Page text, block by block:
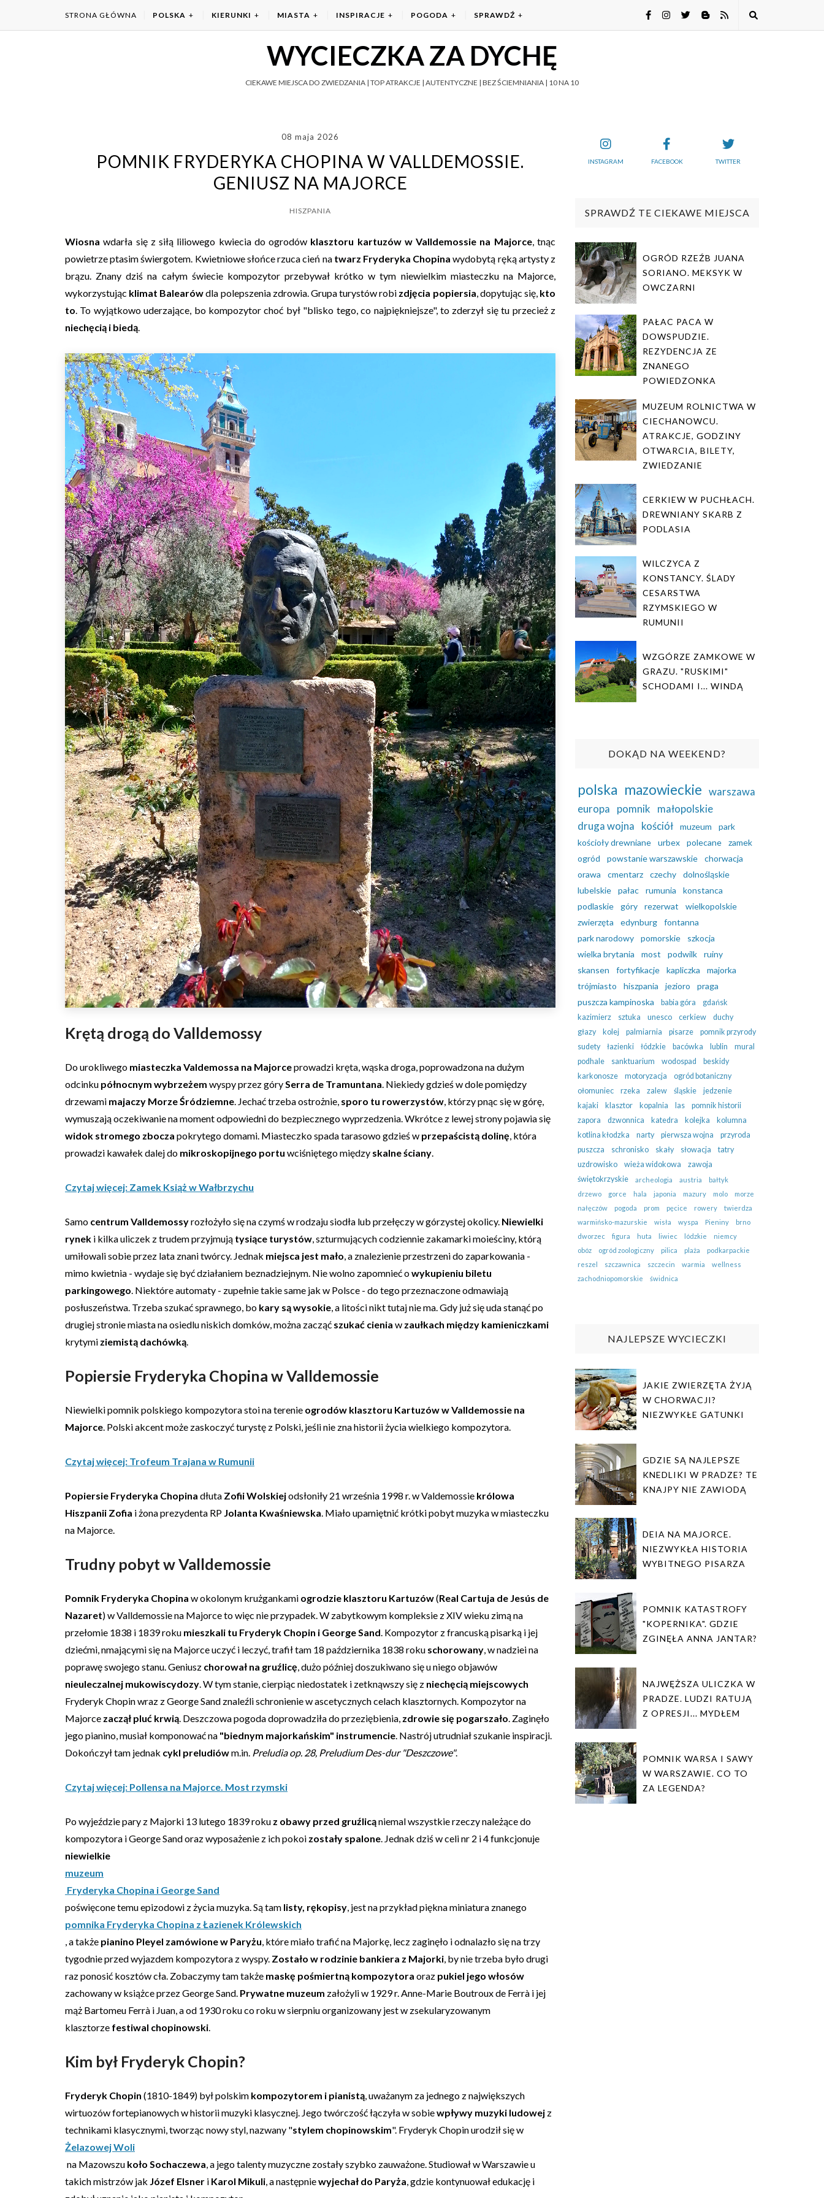
STRONA GŁÓWNA POLSKA KIERUNKI MIASTA INSPIRACJE POGODA SPRAWDŹ
WYCIECZKA ZA DYCHĘ
CIEKAWE MIEJSCA DO ZWIEDZANIA | TOP ATRAKCJE | AUTENTYCZNE | BEZ ŚCIEMNIANIA | 10 NA 10
08 maja 2026
POMNIK FRYDERYKA CHOPINA W VALLDEMOSSIE.
GENIUSZ NA MAJORCE
HISZPANIA
Wiosna wdarła się z siłą liliowego kwiecia do ogrodów klasztoru kartuzów w Valldemossie na Majorce, tnąc
powietrze ptasim świergotem. Kwietniowe słońce rzuca cień na twarz Fryderyka Chopina wydobytą ręką artysty z
brązu. Znany dziś na całym świecie kompozytor przebywał krótko w tym niewielkim miasteczku na Majorce,
wykorzystując klimat Balearówdla polepszenia zdrowia. Grupa turystów robi zdjęcia popiersia, dopytując się, kto
to. To wyjątkowo uderzające, bo kompozytor choć był "blisko tego, co najpiękniejsze", to zderzył się tu przecież z
niechęcią i biedą.
Krętą drogą do Valldemossy
Do urokliwego miasteczka Valdemossa na Majorceprowadzi kręta, wąska droga, poprowadzona na dużym
odcinku północnym wybrzeżem wyspy przez góry Serra de Tramuntana . Niekiedy gdzieś w dole pomiędzy
drzewami majaczy Morze Śródziemne . Jechać trzeba ostrożnie, sporo tu rowerzystów , którzy pnąc się w górę,
wymuszają oczekiwanie na moment odpowiedni do bezpiecznego wyprzedzenia. Wkrótce z lewej strony pojawia się
widok stromego zbocza pokrytego domami. Miasteczko spada tarasowo gdzieś w przepaścistą dolinę , która
prowadzi kawałek dalej do mikroskopijnego portu wciśniętego między skalne ściany
Czytaj więcej: Zamek Książ w Wałbrzychu
Samo centrum Valldemossyrozłożyło się na czymś w rodzaju siodła lub przełęczy w górzystej okolicy. Niewielki
rynek i kilka uliczek z trudem przyjmują tysiące turystów , szturmujących codziennie zakamarki moieściny, którą
umiłowali sobie przez lata znani twórcy. Jednak miejsca jest mało , a znalezienie przestrzeni do zaparkowania -
mimo kwietnia - wydaje się być działaniem beznadziejnym. Nie wolno zapomnieć owykupieniu biletu
parkingowego . Niektóre automaty - zupełnie takie same jak w Polsce - do tego przeznaczone odmawiają
posłuszeństwa. Trzeba szukać sprawnego, bo kary są wysokie , a litości nikt tutaj nie ma. Gdy już się uda stanąć po
drugiej stronie miasta na osiedlu niskich domków, można zacząć szukać cienia w zaułkach między kamieniczkami
krytymi ziemistą dachówką
Popiersie Fryderyka Chopina w Valldemossie
Niewielki pomnik polskiego kompozytora stoi na terenie ogrodów klasztoru Kartuzów w Valldemossie na
Majorce . Polski akcent może zaskoczyć turystę z Polski, jeśli nie zna historii życia wielkiego kompozytora.
Czytaj więcej: Trofeum Trajana w Rumunii
Popiersie Fryderyka Chopina dłuta Zofii Wolskiejodsłoniły 21 września 1998 r. w Valdemossie królowa
Hiszpanii Zofia i żona prezydenta RP Jolanta Kwaśniewska . Miało upamiętnić krótki pobyt muzyka w miasteczku
na Majorce.
Trudny pobyt w Valldemossie
Pomnik Fryderyka Chopina w okolonym krużgankami ogrodzie klasztoru Kartuzów(Real Cartuja de Jesús de
Nazaret) w Valldemossie na Majorce to więc nie przypadek. W zabytkowym kompleksie z XIV wieku zimą na
przełomie 1838 i 1839 roku mieszkali tu Fryderyk Chopin i George Sand . Kompozytor z francuską pisarką i jej
dziećmi, nmającymi się na Majorce uczyć i leczyć, trafił tam 18 października 1838 roku schorowany , w nadziei na
poprawę swojego stanu. Geniusz chorował na gruźlicę , dużo później doszukiwano się u niego objawów
nieuleczalnej mukowiscydozy . W tym stanie, cierpiąc niedostatek i zetknąwszy się z niechęcią miejscowych
Fryderyk Chopin wraz z George Sand znaleźli schronienie w ascetycznych celach klasztornych. Kompozytor na
Majorce zaczął pluć krwią . Deszczowa pogoda doprowadziła do przeziębienia, zdrowie się pogarszało . Zaginęło
jego pianino, musiał komponować na "biednym majorkańskim" instrumencie . Nastrój utrudniał szukanie inspiracji.
Dokończył tam jednak cykl preludiówm.in. Preludia op. 28, Preludium Des-dur "Deszczowe".
Czytaj więcej: Pollensa na Majorce. Most rzymski
Po wyjeździe pary z Majorki 13 lutego 1839 roku z obawy przed gruźlicąniemal wszystkie rzeczy należące do
kompozytora i George Sand oraz wyposażenie z ich pokoi zostały spalone . Jednak dziś w celi nr 2 i 4 funkcjonuje
niewielkie
muzeum
Fryderyka Chopina i George Sand
poświęcone temu epizodowi z życia muzyka. Są tam listy, rękopisy , jest na przykład piękna miniatura znanego
pomnika Fryderyka Chopina z Łazienek Królewskich
, a także pianino Pleyel zamówione w Paryżu , które miało trafić na Majorkę, lecz zaginęło i odnalazło się na trzy
tygodnie przed wyjazdem kompozytora z wyspy. Zostało w rodzinie bankiera z Majorki , by nie trzeba było drugi
raz ponosić kosztów cła. Zobaczymy tam także maskę pośmiertną kompozytora oraz pukiel jego włosów
zachowany w książce przez George Sand. Prywatne muzeum założyli w 1929 r. Anne-Marie Boutroux de Ferrà i jej
mąż Bartomeu Ferrà i Juan, a od 1930 roku co roku w sierpniu organizowany jest w zsekularyzowanym
klasztorze festiwal chopinowski
Kim był Fryderyk Chopin?
Fryderyk Chopin (1810-1849) był polskim kompozytorem i pianistą , uważanym za jednego z największych
wirtuozów fortepianowych w historii muzyki klasycznej. Jego twórczość łączyła w sobiewpływy muzyki ludowej z
technikami klasycznymi, tworząc nowy styl, nazwany "stylem chopinowskim". Fryderyk Chopin urodził się w
Żelazowej Woli
na Mazowszu koło Sochaczewa , a jego talenty muzyczne zostały szybko zauważone. Studiował w Warszawie u
takich mistrzów jak Józef Elsner i Karol Mikuli , a następniewyjechał do Paryża , gdzie kontynuował edukację i
INSTAGRAM FACEBOOK TWITTER
SPRAWDŹ TE CIEKAWE MIEJSCA
OGRÓD RZEŹB JUANA
SORIANO. MEKSYK W
OWCZARNI
PAŁAC PACA W
DOWSPUDZIE.
REZYDENCJA ZE
ZNANEGO
POWIEDZONKA
MUZEUM ROLNICTWA W
CIECHANOWCU.
ATRAKCJE, GODZINY
OTWARCIA, BILETY,
ZWIEDZANIE
CERKIEW W PUCHŁACH.
DREWNIANY SKARB Z
PODLASIA
WILCZYCA Z
KONSTANCY. ŚLADY
CESARSTWA
RZYMSKIEGO W
RUMUNII
WZGÓRZE ZAMKOWE W
GRAZU. "RUSKIMI"
SCHODAMI I... WINDĄ
DOKĄD NA WEEKEND?
polska mazowieckie warszawa
europa
pomnik
małopolskie
druga wojna
kościół muzeum
park
kościoły drewniane
urbex polecane
zamek
ogród
powstanie warszawskie
chorwacja
orawa
cmentarz czechy
dolnośląskie
lubelskie
pałac rumunia
konstanca
podlaskie
góry rezerwat
wielkopolskie
zwierzęta
edynburg
fontanna
park narodowy
pomorskie
szkocja
wielka brytania
most podwilk
ruiny
skansen
fortyfikacje kapliczka
majorka
trójmiasto
hiszpania jezioro
praga
puszcza kampinoska
babia góra
gdańsk
kazimierz
sztuka unesco cerkiew
duchy
głazy
kolej palmiarnia pisarze
pomnik przyrody
sudety
łazienki łódzkie bacówka lublin
mural
podhale
sanktuarium wodospad
beskidy
karkonosze
motoryzacja
ogród botaniczny
ołomuniec
rzeka zalew śląskie
jedzenie
kajaki
klasztor kopalnia las
pomnik historii
zapora
dzwonnica katedra kolejka
kolumna
kotlina kłodzka
narty pierwsza wojna
przyroda
puszcza
schronisko skały słowacja
tatry
uzdrowisko
wieża widokowa
zawoja
świętokrzyskie
archeologia austria
bałtyk
drzewo
gorce hala japonia mazury molo
morze
nałęczów
pogoda prom pęcice rowery
twierdza
warmińsko-mazurskie
wisła wyspa Pieniny
brno
dworzec
figura huta liwiec lódzkie
niemcy
obóz
ogród zoologiczny pilica plaża
podkarpackie
reszel
szczawnica szczecin warmia
wellness
zachodniopomorskie
świdnica
NAJLEPSZE WYCIECZKI
JAKIE ZWIERZĘTA ŻYJĄ
W CHORWACJI?
NIEZWYKŁE GATUNKI
GDZIE SĄ NAJLEPSZE
KNEDLIKI W PRADZE? TE
KNAJPY NIE ZAWIODĄ
DEIA NA MAJORCE.
NIEZWYKŁA HISTORIA
WYBITNEGO PISARZA
POMNIK KATASTROFY
"KOPERNIKA". GDZIE
ZGINĘŁA ANNA JANTAR?
NAJWĘŻSZA ULICZKA W
PRADZE. LUDZI RATUJĄ
Z OPRESJI... MYDŁEM
POMNIK WARSA I SAWY
W WARSZAWIE. CO TO
ZA LEGENDA?